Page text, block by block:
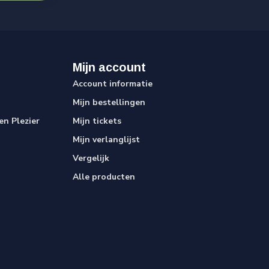
Plezier
Mijn account
Account informatie
Mijn bestellingen
Mijn tickets
Mijn verlanglijst
Vergelijk
Alle producten